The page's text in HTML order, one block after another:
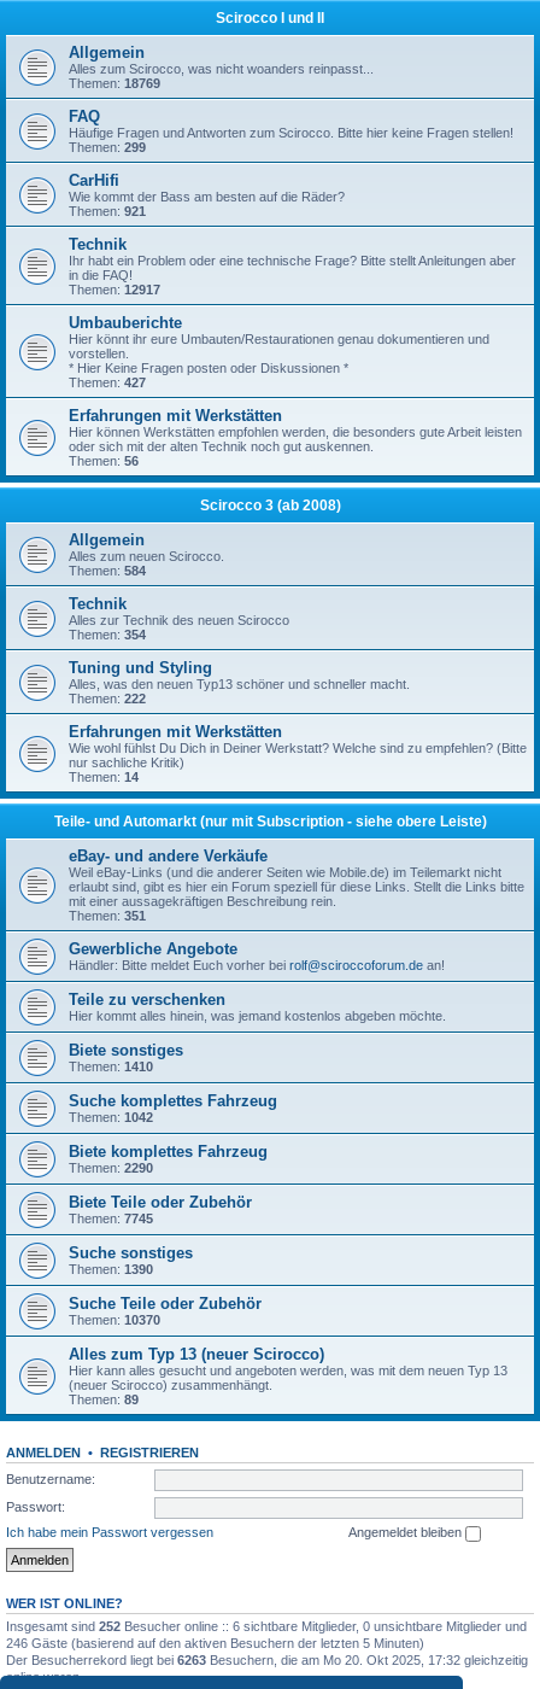
Scirocco I und II
Allgemein
Alles zum Scirocco, was nicht woanders reinpasst...
Themen: 18769
FAQ
Häufige Fragen und Antworten zum Scirocco. Bitte hier keine Fragen stellen!
Themen: 299
CarHifi
Wie kommt der Bass am besten auf die Räder?
Themen: 921
Technik
Ihr habt ein Problem oder eine technische Frage? Bitte stellt Anleitungen aber
in die FAQ!
Themen: 12917
Umbauberichte
Hier könnt ihr eure Umbauten/Restaurationen genau dokumentieren und
vorstellen.
* Hier Keine Fragen posten oder Diskussionen *
Themen: 427
Erfahrungen mit Werkstätten
Hier können Werkstätten empfohlen werden, die besonders gute Arbeit leisten
oder sich mit der alten Technik noch gut auskennen.
Themen: 56
Scirocco 3 (ab 2008)
Allgemein
Alles zum neuen Scirocco.
Themen: 584
Technik
Alles zur Technik des neuen Scirocco
Themen: 354
Tuning und Styling
Alles, was den neuen Typ13 schöner und schneller macht.
Themen: 222
Erfahrungen mit Werkstätten
Wie wohl fühlst Du Dich in Deiner Werkstatt? Welche sind zu empfehlen? (Bitte
nur sachliche Kritik)
Themen: 14
Teile- und Automarkt (nur mit Subscription - siehe obere Leiste)
eBay- und andere Verkäufe
Weil eBay-Links (und die anderer Seiten wie Mobile.de) im Teilemarkt nicht
erlaubt sind, gibt es hier ein Forum speziell für diese Links. Stellt die Links bitte
mit einer aussagekräftigen Beschreibung rein.
Themen: 351
Gewerbliche Angebote
Händler: Bitte meldet Euch vorher bei rolf@sciroccoforum.de an!
Teile zu verschenken
Hier kommt alles hinein, was jemand kostenlos abgeben möchte.
Biete sonstiges
Themen: 1410
Suche komplettes Fahrzeug
Themen: 1042
Biete komplettes Fahrzeug
Themen: 2290
Biete Teile oder Zubehör
Themen: 7745
Suche sonstiges
Themen: 1390
Suche Teile oder Zubehör
Themen: 10370
Alles zum Typ 13 (neuer Scirocco)
Hier kann alles gesucht und angeboten werden, was mit dem neuen Typ 13
(neuer Scirocco) zusammenhängt.
Themen: 89
ANMELDEN • REGISTRIEREN
Benutzername:
Passwort:
Ich habe mein Passwort vergessen
Angemeldet bleiben
WER IST ONLINE?
Insgesamt sind 252 Besucher online :: 6 sichtbare Mitglieder, 0 unsichtbare Mitglieder und
246 Gäste (basierend auf den aktiven Besuchern der letzten 5 Minuten)
Der Besucherrekord liegt bei 6263 Besuchern, die am Mo 20. Okt 2025, 17:32 gleichzeitig
online waren.